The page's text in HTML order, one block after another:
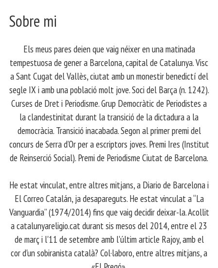
Sobre mi
Els meus pares deien que vaig néixer en una matinada
tempestuosa de gener a Barcelona, capital de Catalunya. Visc
a Sant Cugat del Vallès, ciutat amb un monestir benedictí del
segle IX i amb una població molt jove. Soci del Barça (n. 1242).
Curses de Dret i Periodisme. Grup Democràtic de Periodistes a
la clandestinitat durant la transició de la dictadura a la
democràcia. Transició inacabada. Segon al primer premi del
concurs de Serra d’Or per a escriptors joves. Premi Ires (Institut
de Reinserció Social). Premi de Periodisme Ciutat de Barcelona.
​ He estat vinculat, entre altres mitjans, a Diario de Barcelona i
El Correo Catalán, ja desapareguts. He estat vinculat a “La
Vanguardia” (1974/2014) fins que vaig decidir deixar-la. Acollit
a catalunyareligio.cat durant sis mesos del 2014, entre el 23
de març i l'11 de setembre amb l'últim article Rajoy, amb el
cor d'un sobiranista català? Col·laboro, entre altres mitjans, a